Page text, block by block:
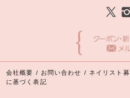
会社概要 / お問い合わせ / ネイリスト募
に基づく表記